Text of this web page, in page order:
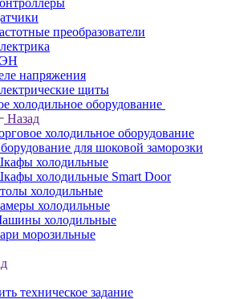
преобразователи
напряжения
щиты
холодильное оборудование
Назад
холодильное оборудование
для шоковой заморозки
холодильные
холодильные Smart Door
холодильные
холодильные
холодильные
морозильные
техническое задание